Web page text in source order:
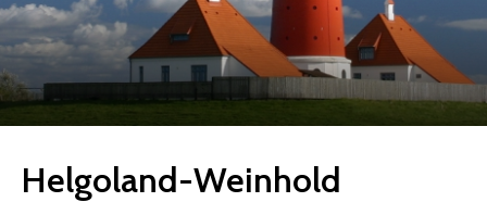
Helgoland-Weinhold